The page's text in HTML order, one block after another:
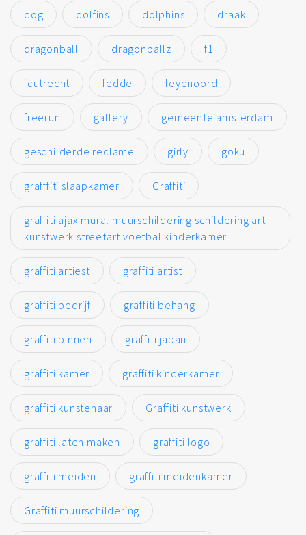
dog dolfins dolphins draak
dragonball dragonballz f1
fcutrecht fedde feyenoord
freerun gallery gemeente amsterdam
geschilderde reclame girly goku
grafffiti slaapkamer Graffiti
graffiti ajax mural muurschildering schildering art
kunstwerk streetart voetbal kinderkamer
graffiti artiest graffiti artist
graffiti bedrijf graffiti behang
graffiti binnen graffiti japan
graffiti kamer graffiti kinderkamer
graffiti kunstenaar Graffiti kunstwerk
graffiti laten maken graffiti logo
graffiti meiden graffiti meidenkamer
Graffiti muurschildering